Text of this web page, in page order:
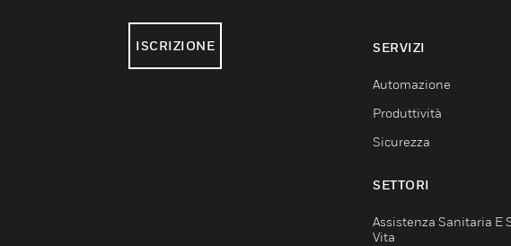
ISCRIZIONE SERVIZI
Automazione
Produttività
Sicurezza
SETTORI
Assistenza Sanitaria E
Vita